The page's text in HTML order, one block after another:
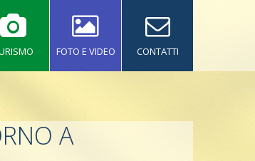
FOTO E VIDEO CONTATTI
A